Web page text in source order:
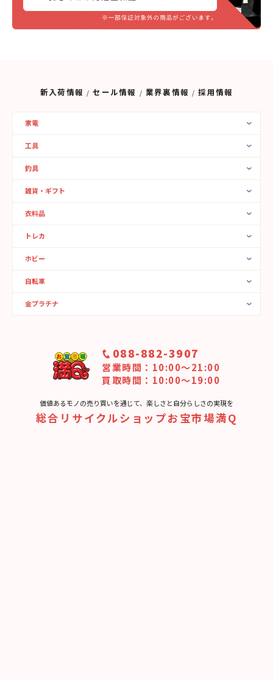
新入荷情報 セール情報 業界裏情報 採用情報
家電
工具
釣具
雑貨・ギフト
衣料品
トレカ
ホビー
自転車
金プラチナ
088-882-3907
営業時間：10:00〜21:00
買取時間：10:00～19:00
価値あるモノの売り買いを通じて、楽しさと⾃分らしさの実現を
総合リサイクルショップお宝市場満Q